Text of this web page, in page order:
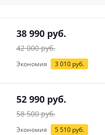
38 990 руб.
42 000руб.
Экономия 3 010 руб.
52 990 руб.
58 500руб.
Экономия 5 510 руб.